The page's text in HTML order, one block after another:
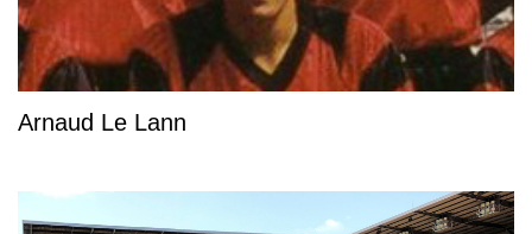
Arnaud Le Lann